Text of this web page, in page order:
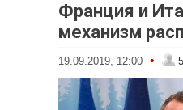
Франция и
механизм
19.09.2019, 12:00 •